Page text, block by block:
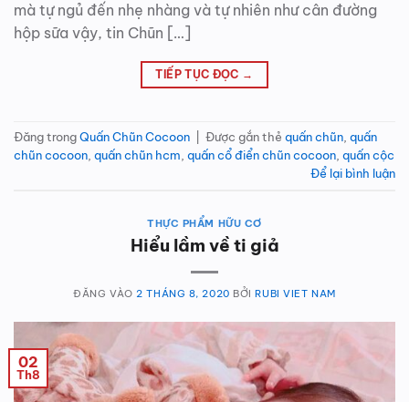
mà tự ngủ đến nhẹ nhàng và tự nhiên như cân đường
hộp sữa vậy, tin Chũn […]
TIẾP TỤC ĐỌC →
Đăng trongQuấn Chũn Cocoon Được gắn thẻ quấn chũn, quấn
chũn cocoon, quấn chũn hcm, quấn cổ điển chũn cocoon, quấn cộc
Để lại bình luận
THỰC PHẨM HỮU CƠ
Hiểu lầm về ti giả
ĐĂNG VÀO 2 THÁNG 8, 2020 BỞIRUBI VIET NAM
02
Th8